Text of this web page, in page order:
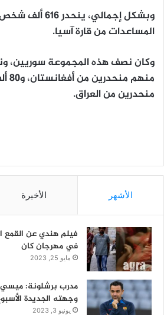
وبشكل إجمالي،
المساعدات من قارة آسيا.
منحدرين من العراق.
الأشهر الأخيرة
فيلم هندي عن القمع
في مهرجان كان
مايو 25, 2023
مدرب برشلونة:
وجهته الجديدة
يونيو 3, 2023